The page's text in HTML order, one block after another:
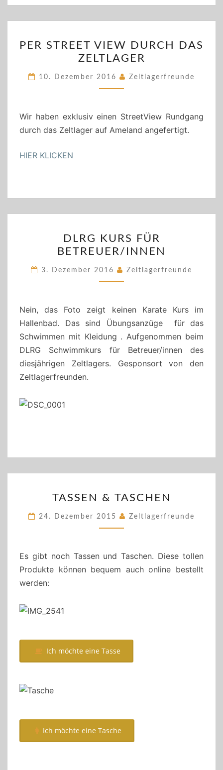
STREET
VIEW
DURCH
DAS
PER STREET VIEW DURCH DAS
ZELTLAGER
10. Dezember 2016 Zeltlagerfreunde
Wir haben exklusiv einen StreetView Rundgang
durch das Zeltlager auf Ameland angefertigt.
HIER KLICKEN
KURS
FÜR
BETREUER/INNEN
DLRG KURS FÜR
BETREUER/INNEN
3. Dezember 2016 Zeltlagerfreunde
Nein, das Foto zeigt keinen Karate Kurs im
Hallenbad. Das sind Übungsanzüge für das
Schwimmen mit Kleidung . Aufgenommen beim
DLRG Schwimmkurs für Betreuer/innen des
diesjährigen Zeltlagers. Gesponsort von den
Zeltlagerfreunden.
TASCHEN
TASSEN & TASCHEN
24. Dezember 2015 Zeltlagerfreunde
Es gibt noch Tassen und Taschen. Diese tollen
Produkte können bequem auch online bestellt
werden:
Ich möchte eine Tasse
Ich möchte eine Tasche